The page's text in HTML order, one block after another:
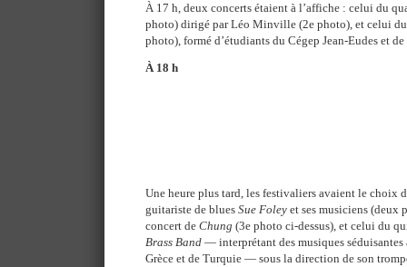
À 17 h, deux concerts étaient à l’affiche : celui du
photo) dirigé par Léo Minville (2e photo), et celui
photo), formé d’étudiants du Cégep Jean-Eudes et
À 18 h
Une heure plus tard, les festivaliers avaient le choix
guitariste de blues Sue Foley et ses musiciens (deux
concert de Chung (3e photo ci-dessus), et celui du
Brass Band — interprétant des musiques séduisantes
Grèce et de Turquie — sous la direction de son